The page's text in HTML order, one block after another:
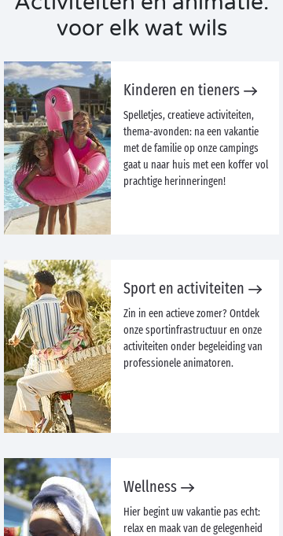
voor elk wat wils
Kinderen en tieners
Spelletjes, creatieve activiteiten,
thema-avonden: na een vakantie
met de familie op onze campings
gaat u naar huis met een koffer vol
prachtige herinneringen!
Sport en activiteiten
Zin in een actieve zomer? Ontdek
onze sportinfrastructuur en onze
activiteiten onder begeleiding van
professionele animatoren.
Wellness
Hier begint uw vakantie pas echt:
relax en maak van de gelegenheid